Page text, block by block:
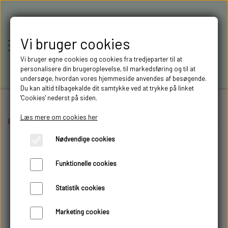
RC-MODELLER,
MODELTRUCKS,
MODELLASTBILER & 3D
FILAMENT I AARHUS M.FL.
Forside Lastbil opbygning
Vi bruger cookies
Vi bruger egne cookies og cookies fra tredjeparter til at
personalisere din brugeroplevelse, til markedsføring og til at
undersøge, hvordan vores hjemmeside anvendes af besøgende.
Du kan altid tilbagekalde dit samtykke ved at trykke på linket
'Cookies' nederst på siden.
Læs mere om cookies her
Nødvendige cookies
Funktionelle cookies
Statistik cookies
Marketing cookies